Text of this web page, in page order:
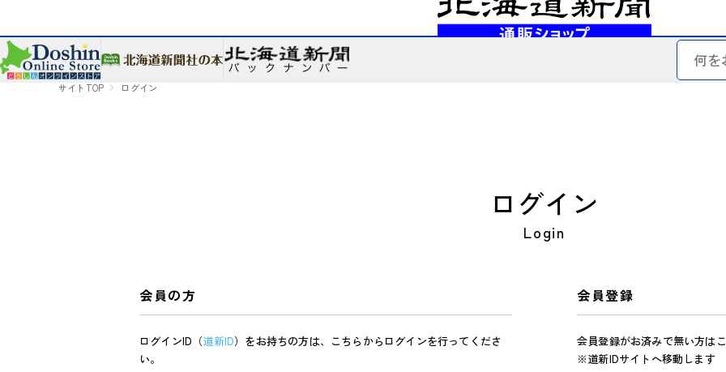
サイトTOP ログイン
ログイン
Login
会員の方
ログインID（道新ID）をお持ちの方は、こちらからログインを行ってくださ
い。
会員登録
会員登録がお済みで無い方は
※道新IDサイトへ移動します